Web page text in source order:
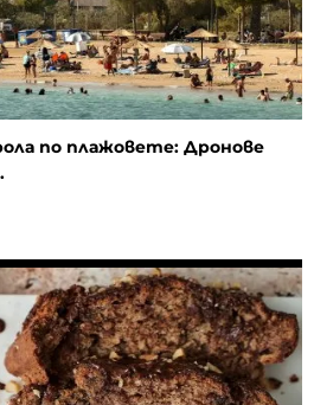
по плажовете: Дронове